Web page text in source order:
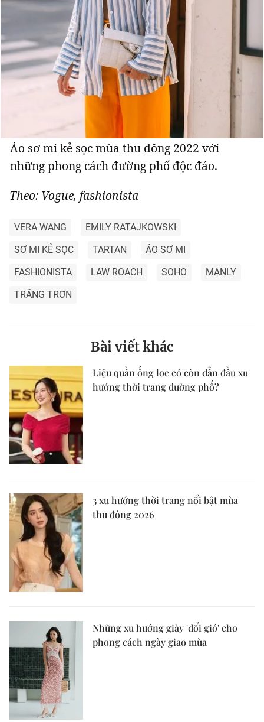
Áo sơ mi kẻ sọc mùa thu đông 2022 với
những phong cách đường phố độc đáo.
Theo: Vogue, fashionista
VERA WANG
EMILY RATAJKOWSKI
SƠ MI KẺ SỌC
TARTAN
ÁO SƠ MI
FASHIONISTA
LAW ROACH SOHO
MANLY
TRẮNG TRƠN
Bài viết khác
Liệu quần ống loe có còn dẫn đầu xu
hướng thời trang đường phố?
3 xu hướng thời trang nổi bật mùa
thu đông 2026
Những xu hướng giày 'đổi gió' cho
phong cách ngày giao mùa